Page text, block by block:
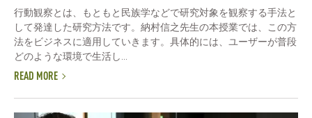
行動観察とは、もともと民族学などで研究対象を観察する手法と
して発達した研究方法です。納村信之先生の本授業では、この方
法をビジネスに適用していきます。具体的には、ユーザーが普段
どのような環境で生活し...
READ MORE